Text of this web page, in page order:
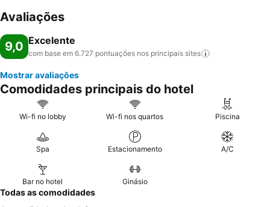
Avaliações
9,0 Excelente
com base em 6.727 pontuações nos principais sites
Mostrar avaliações
Comodidades principais do hotel
Wi-fi no lobby Wi-fi nos quartos Piscina
Spa Estacionamento A/C
Bar no hotel Ginásio
Todas as comodidades